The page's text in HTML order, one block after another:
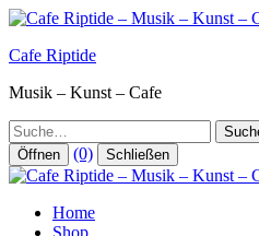
Zum
springen
Cafe Riptide
Musik – Kunst – Cafe
Suche
Öffnen (0) Schließen
Home
Shop